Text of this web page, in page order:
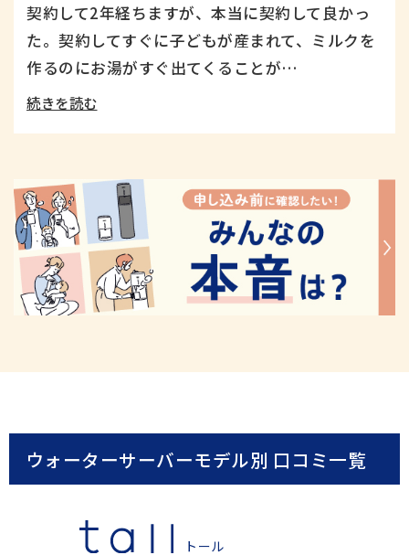
年体験レポート こだわりの暮らし
契約して2年経ちますが、本当に契約して良かっ
た。契約してすぐに子どもが産まれて、ミルクを
作るのにお湯がすぐ出てくることが…
続きを読む
ウォーターサーバーモデル別 口コミ一覧
トール